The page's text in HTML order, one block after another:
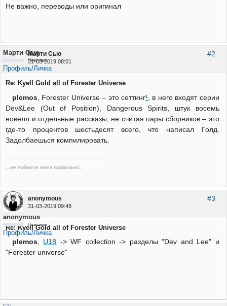
Не важно, переводы или оригинал
#2
Марти Сью
31-03-2019 08:01
Марти Сью
Неактивен
Профиль/Личка
Re: Kyell Gold all of Forester Universe
plemos, Forester Universe – это сеттинг¹, в него входят серии
Dev&Lee (Out of Position), Dangerous Spirits, штук восемь
новелл и отдельные рассказы, не считая пары сборников – это
где-то процентов шестьдесят всего, что написал Голд.
Задолбаешься компилировать.
...не поймите меня правильно.
#3
anonymous
31-03-2019 09:48
anonymous
Неактивен
Профиль/Личка
Re: Kyell Gold all of Forester Universe
plemos, U18 -> WF collection -> разделы "Dev and Lee" и
"Forester universe"